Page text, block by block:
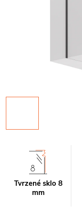
Tvrzené sklo 8
mm